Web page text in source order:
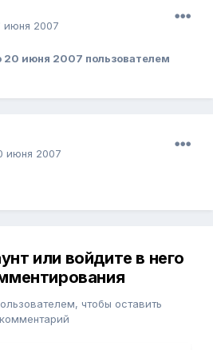
июня 2007
20 июня 2007 пользователем
июня 2007
или войдите в него
чтобы оставить
комментарий